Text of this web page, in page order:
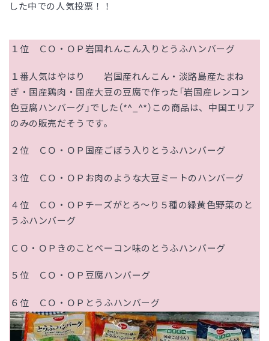
した中での人気投票！！
１位 ＣＯ・ＯＰ岩国れんこん入りとうふハンバーグ
１番人気はやはり 岩国産れんこん・淡路島産たまね
ぎ・国産鶏肉・国産大豆の豆腐で作った「岩国産レンコン
色豆腐ハンバーグ」でした（*^_^*）この商品は、中国エリア
のみの販売だそうです。
２位 ＣＯ・ＯＰ国産ごぼう入りとうふハンバーグ
３位 ＣＯ・ＯＰお肉のような大豆ミートのハンバーグ
４位 ＣＯ・ＯＰチーズがとろ～り５種の緑黄色野菜のと
うふハンバーグ
ＣＯ・ＯＰきのことベーコン味のとうふハンバーグ
５位 ＣＯ・ＯＰ豆腐ハンバーグ
６位 ＣＯ・ＯＰとうふハンバーグ